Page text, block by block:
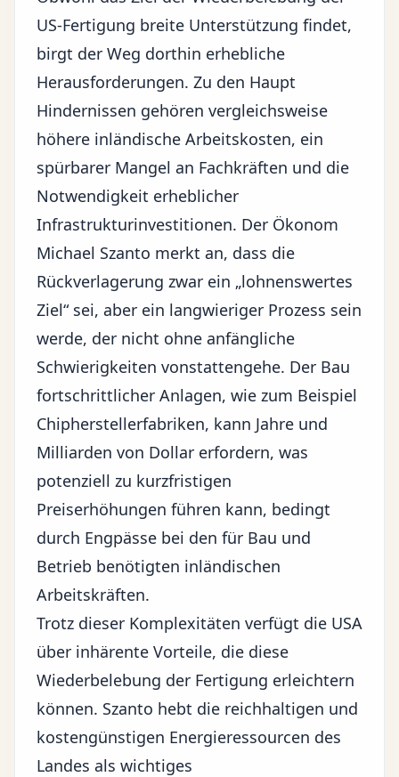
US-Fertigung breite Unterstützung findet,
birgt der Weg dorthin erhebliche
Herausforderungen. Zu den Haupt
Hindernissen gehören vergleichsweise
höhere inländische Arbeitskosten, ein
spürbarer Mangel an Fachkräften und die
Notwendigkeit erheblicher
Infrastrukturinvestitionen. Der Ökonom
Michael Szanto merkt an, dass die
Rückverlagerung zwar ein „lohnenswertes
Ziel“ sei, aber ein langwieriger Prozess sein
werde, der nicht ohne anfängliche
Schwierigkeiten vonstattengehe. Der Bau
fortschrittlicher Anlagen, wie zum Beispiel
Chipherstellerfabriken, kann Jahre und
Milliarden von Dollar erfordern, was
potenziell zu kurzfristigen
Preiserhöhungen führen kann, bedingt
durch Engpässe bei den für Bau und
Betrieb benötigten inländischen
Arbeitskräften.
Trotz dieser Komplexitäten verfügt die USA
über inhärente Vorteile, die diese
Wiederbelebung der Fertigung erleichtern
können. Szanto hebt die reichhaltigen und
kostengünstigen Energieressourcen des
Landes als wichtiges